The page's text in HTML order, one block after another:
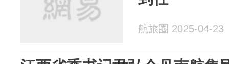
航旅圈 2025-04-23